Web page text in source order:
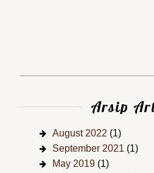
Arsip
August 2022 (1)
September 2021 (1)
May 2019 (1)